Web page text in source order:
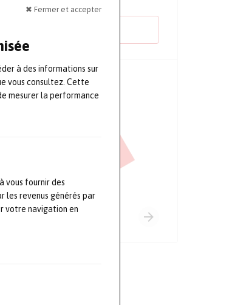
✖ Fermer et accepter
à des informations sur
vous consultez. Cette
mesurer la performance
vous fournir des
les revenus générés par
votre navigation en
PARTENAIRES